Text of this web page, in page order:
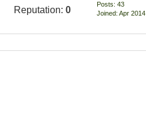
Reputation: 0
Posts: 43
Joined: Apr 2014